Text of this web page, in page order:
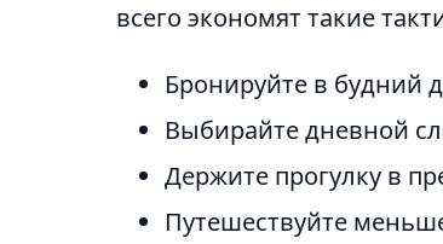
всего экономят такие
Бронируйте в будний
Выбирайте дневной
Держите прогулку в
Путешествуйте